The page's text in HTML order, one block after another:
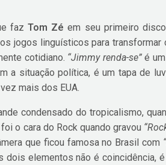
fazTom Zé em seu primeiro
jogos linguísticos para
cotidiano. “Jimmy renda-se”é um
a situação política, é um tapa de
mais dos EUA.
condensado do tropicalismo,
foi o cara do Rock quando gravou
que ficou famosa no Brasil com
dois elementos não é coincidência,